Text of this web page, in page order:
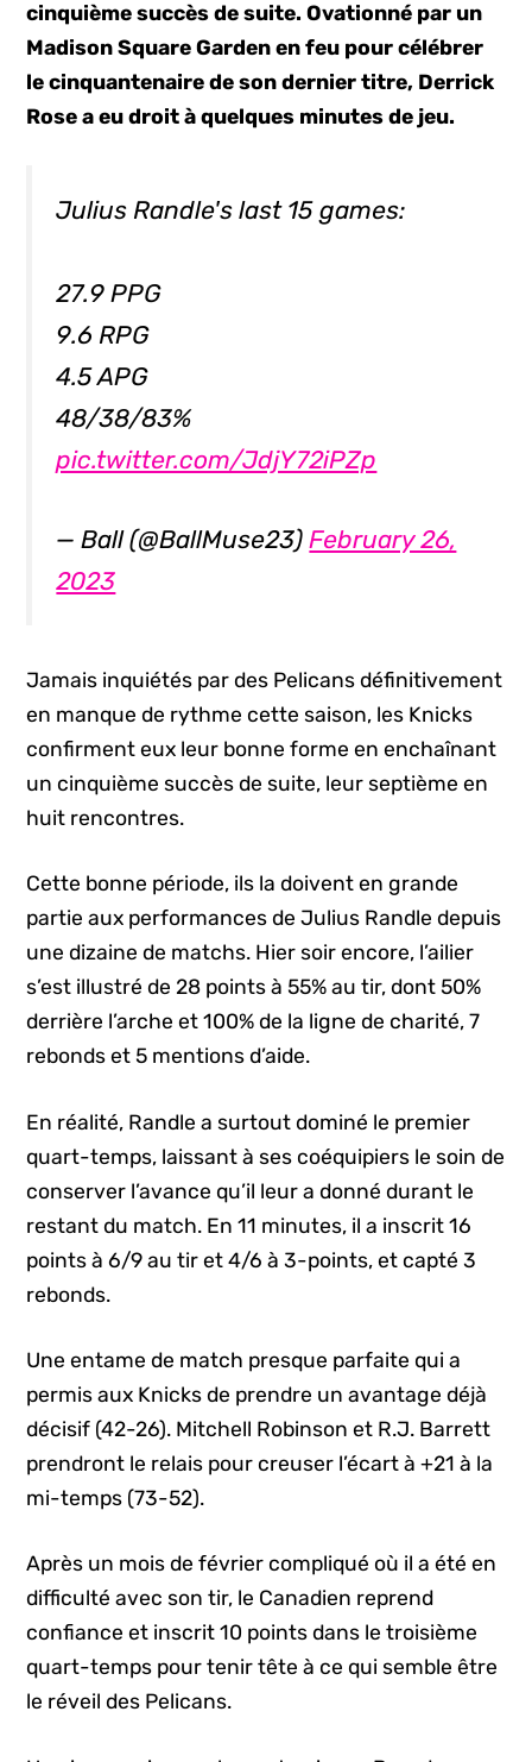
cinquième succès de suite. Ovationné par un
Madison Square Garden en feu pour célébrer
le cinquantenaire de son dernier titre, Derrick
Rose a eu droit à quelques minutes de jeu.
Julius Randle's last 15 games:
27.9 PPG
9.6 RPG
4.5 APG
48/38/83%
pic.twitter.com/JdjY72iPZp
— Ball (@BallMuse23)February 26,
2023
Jamais inquiétés par des Pelicans définitivement
en manque de rythme cette saison, les Knicks
confirment eux leur bonne forme en enchaînant
un cinquième succès de suite, leur septième en
huit rencontres.
Cette bonne période, ils la doivent en grande
partie aux performances de Julius Randle depuis
une dizaine de matchs. Hier soir encore, l’ailier
s’est illustré de 28 points à 55% au tir, dont 50%
derrière l’arche et 100% de la ligne de charité, 7
rebonds et 5 mentions d’aide.
En réalité, Randle a surtout dominé le premier
quart-temps, laissant à ses coéquipiers le soin de
conserver l’avance qu’il leur a donné durant le
restant du match. En 11 minutes, il a inscrit 16
points à 6/9 au tir et 4/6 à 3-points, et capté 3
rebonds.
Une entame de match presque parfaite qui a
permis aux Knicks de prendre un avantage déjà
décisif (42-26). Mitchell Robinson et R.J. Barrett
prendront le relais pour creuser l’écart à +21 à la
mi-temps (73-52).
Après un mois de février compliqué où il a été en
difficulté avec son tir, le Canadien reprend
confiance et inscrit 10 points dans le troisième
quart-temps pour tenir tête à ce qui semble être
le réveil des Pelicans.